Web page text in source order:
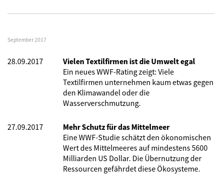
September 2017
28.09.2017
Vielen Textilfirmen ist die Umwelt egal
Ein neues WWF-Rating zeigt: Viele
Textilfirmen unternehmen kaum etwas gegen
den Klimawandel oder die
Wasserverschmutzung.
27.09.2017
Mehr Schutz für das Mittelmeer
Eine WWF-Studie schätzt den ökonomischen
Wert des Mittelmeeres auf mindestens 5600
Milliarden US Dollar. Die Übernutzung der
Ressourcen gefährdet diese Ökosysteme.